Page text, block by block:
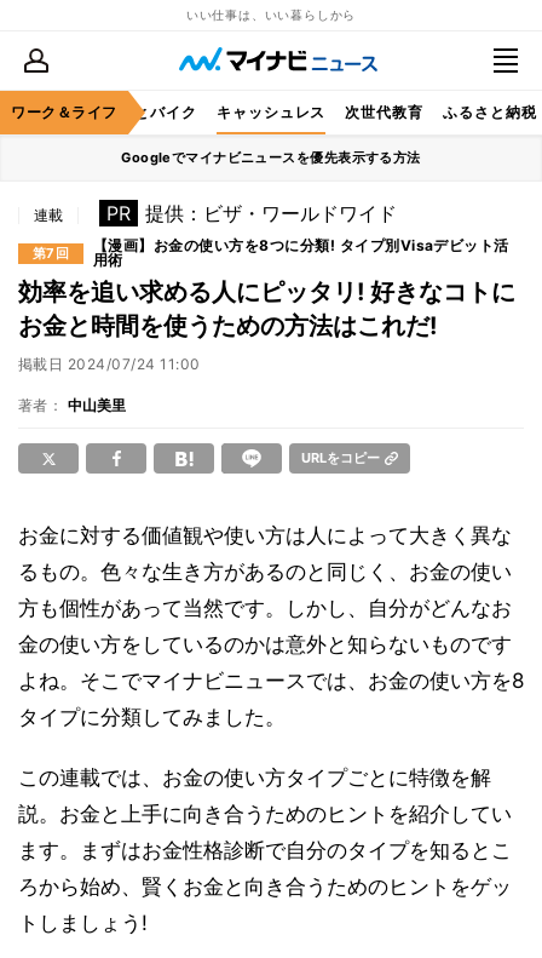
いい仕事は、いい暮らしから
ワーク＆ライフ
レジャー 車とバイク キャッシュレス 次世代教育 ふるさと納税
Googleでマイナビニュースを優先表示する方法
連載 PR 提供：ビザ・ワールドワイド
第7回
【漫画】お金の使い方を8つに分類! タイプ別Visaデビット活
用術
効率を追い求める人にピッタリ! 好きなコトに
お金と時間を使うための方法はこれだ!
掲載日 2024/07/24 11:00
著者： 中山美里
URLをコピー
お金に対する価値観や使い方は人によって大きく異な
るもの。色々な生き方があるのと同じく、お金の使い
方も個性があって当然です。しかし、自分がどんなお
金の使い方をしているのかは意外と知らないものです
よね。そこでマイナビニュースでは、お金の使い方を8
タイプに分類してみました。
この連載では、お金の使い方タイプごとに特徴を解
説。お金と上手に向き合うためのヒントを紹介してい
ます。まずはお金性格診断で自分のタイプを知るとこ
ろから始め、賢くお金と向き合うためのヒントをゲッ
トしましょう!